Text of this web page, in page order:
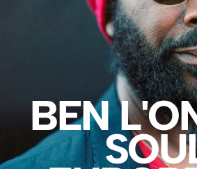
BEN